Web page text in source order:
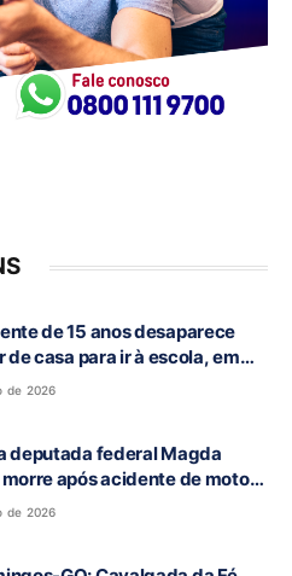
de 15 anos desaparece
de casa para ir à escola, em
GO
de 2026
deputada federal Magda
após acidente de moto
de 2026